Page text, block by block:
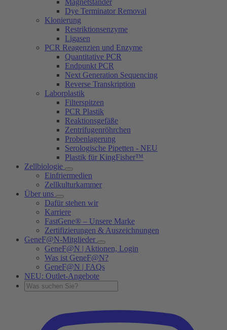
Magnetständer
Dye Terminator Removal
Klonierung
Restriktionsenzyme
Ligasen
PCR Reagenzien und Enzyme
Quantitative PCR
Endpunkt PCR
Next Generation Sequencing
Reverse Transkription
Laborplastik
Filterspitzen
PCR Plastik
Reaktionsgefäße
Zentrifugenröhrchen
Probenlagerung
Serologische Pipetten - NEU
Plastik für KingFisher™
Zellbiologie
Einfriermedien
Zellkulturkammer
Über uns
Dafür stehen wir
Karriere
FastGene® – Unsere Marke
Zertifizierungen & Auszeichnungen
GeneF@N-Mitglieder
GeneF@N | Aktionen, Login
Was ist GeneF@N?
GeneF@N | FAQs
NEU: Outlet-Angebote